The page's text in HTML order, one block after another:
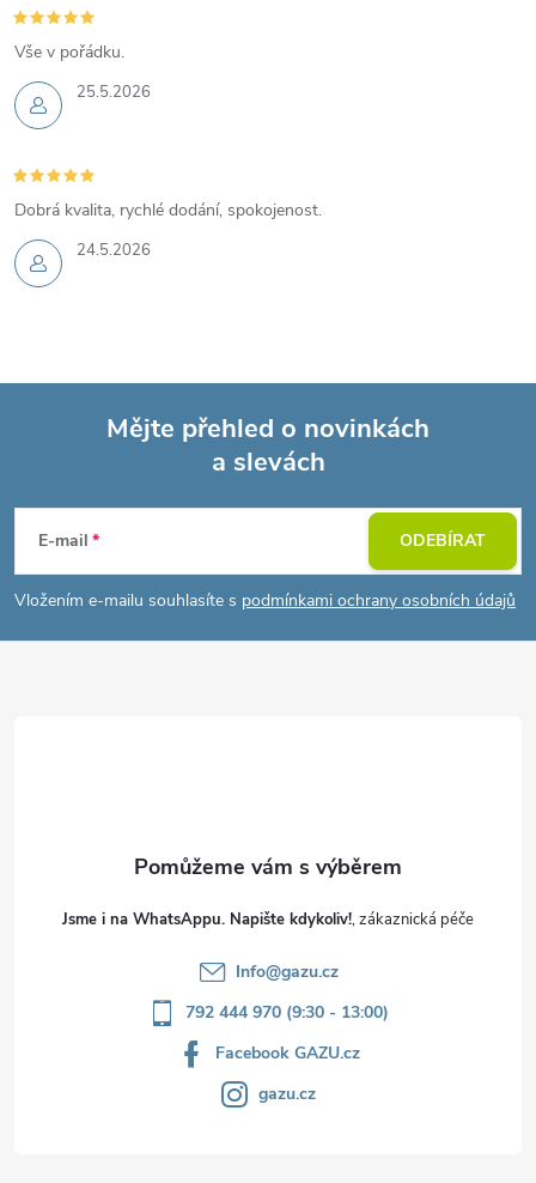
25.5.2026
Vše v pořádku.
24.5.2026
Dobrá kvalita, rychlé dodání, spokojenost.
p
Mějte přehled o novinkách
a slevách
E-mail
Vložením e-mailu souhlasíte s podmínkami ochrany osobních údajů
ODEBÍRAT
Jsme i na WhatsAppu. Napište kdykoliv!
Info@gazu.cz
792 444 970 (9:30 - 13:00)
Facebook GAZU.cz
gazu.cz